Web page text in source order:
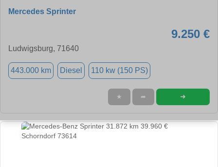
Mercedes Sprinter
9.250 €
Ludwigsburg, 71640
443.000 km Diesel 110 kw (150 PS)
★ ➦ ➜